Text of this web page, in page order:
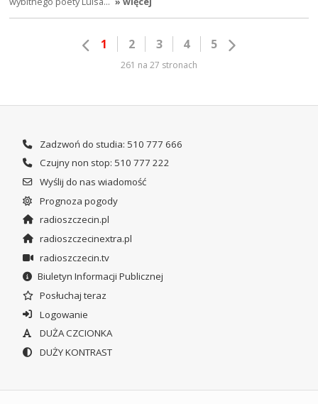
1 2 3 4 5
261 na 27 stronach
Zadzwoń do studia: 510 777 666
Czujny non stop: 510 777 222
Wyślij do nas wiadomość
Prognoza pogody
radioszczecin.pl
radioszczecinextra.pl
radioszczecin.tv
Biuletyn Informacji Publicznej
Posłuchaj teraz
Logowanie
DUŻA CZCIONKA
DUŻY KONTRAST